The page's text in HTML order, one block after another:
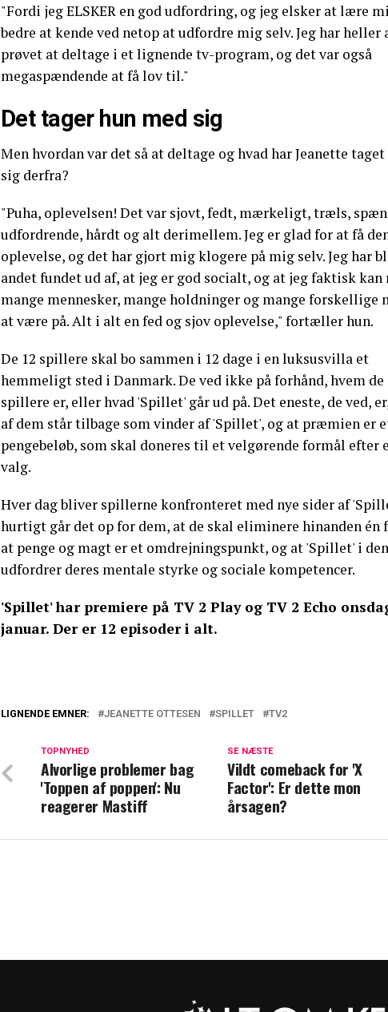
"Fordi jeg ELSKER en god udfordring, og jeg elsker at lære
bedre at kende ved netop at udfordre mig selv. Jeg har heller
prøvet at deltage i et lignende tv-program, og det var også
megaspændende at få lov til."
Det tager hun med sig
Men hvordan var det så at deltage og hvad har Jeanette
sig derfra?
"Puha, oplevelsen! Det var sjovt, fedt, mærkeligt, træls,
udfordrende, hårdt og alt derimellem. Jeg er glad for at få
oplevelse, og det har gjort mig klogere på mig selv. Jeg har
andet fundet ud af, at jeg er god socialt, og at jeg faktisk kan
mange mennesker, mange holdninger og mange forskellige
at være på. Alt i alt en fed og sjov oplevelse," fortæller hun.
De 12 spillere skal bo sammen i 12 dage i en luksusvilla et
hemmeligt sted i Danmark. De ved ikke på forhånd, hvem de
spillere er, eller hvad 'Spillet' går ud på. Det eneste, de ved,
af ​​dem står tilbage som vinder af 'Spillet', og at præmien er
pengebeløb, som skal doneres til et velgørende formål efter
valg.
Hver dag bliver spillerne konfronteret med nye sider af
hurtigt går det op for dem, at de skal eliminere hinanden én
at penge og magt er et omdrejningspunkt, og at 'Spillet' i
udfordrer deres mentale styrke og sociale kompetencer.
'Spillet' har premiere på TV 2 Play og TV 2 Echo
januar. Der er 12 episoder i alt.
Langer ud efter 'X Factor': Fremstår som en joke
LIGNENDE EMNER: JEANETTE OTTESEN SPILLET TV2
SE NÆSTE
Vildt comeback for 'X
Factor': Er dette mon
årsagen?
TOPNYHED
Alvorlige problemer bag
'Toppen af poppen': Nu
reagerer Mastiff